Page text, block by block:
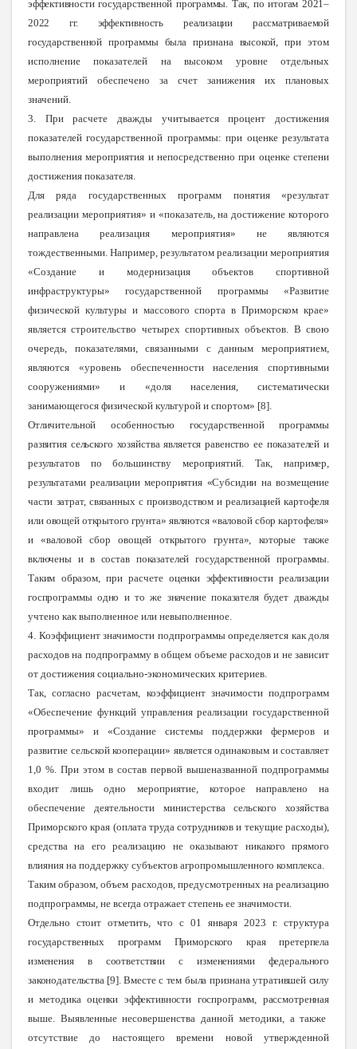
эффективности государственной программы. Так, по итогам 2021–
2022 гг. эффективность реализации рассматриваемой
государственной программы была признана высокой, приэтом
исполнение показателей на высоком уровне отдельных
мероприятий обеспечено за счет занижения их плановых
значений.
3. При расчете дважды учитывается процент достижения
показателей государственной программы: при оценке результата
выполнения мероприятия и непосредственно при оценке степени
достижения показателя.
Для ряда государственных программ понятия «результат
реализации мероприятия» и «показатель, на достижение которого
направлена реализация мероприятия» не являются
тождественными. Например, результатом реализации мероприятия
«Создание и модернизация объектов спортивной
инфраструктуры» государственной программы «Развитие
физической культуры и массового спорта в Приморском крае»
является строительство четырех спортивных объектов. В свою
очередь, показателями, связанными с данным мероприятием,
являются «уровень обеспеченности населения спортивными
сооружениями» и «доля населения, систематически
занимающегося физической культурой и спортом» [8].
Отличительной особенностью государственной программы
развития сельского хозяйства является равенство ее показателей и
результатов по большинству мероприятий. Так, например,
результатами реализации мероприятия «Субсидии на возмещение
части затрат, связанных с производством и реализацией картофеля
или овощей открытого грунта» являются «валовой сбор картофеля»
и «валовой сбор овощей открытого грунта», которые также
включены и в состав показателей государственной программы.
Таким образом, при расчете оценки эффективности реализации
госпрограммы одно и то же значение показателябудет дважды
учтено как выполненное или невыполненное.
4. Коэффициент значимости подпрограммы определяется как доля
расходов на подпрограмму в общем объеме расходов и не зависит
от достижения социально-экономических критериев.
Так, согласно расчетам, коэффициент значимости подпрограмм
«Обеспечение функций управления реализации государственной
программы» и «Создание системы поддержки фермеров и
развитие сельской кооперации» является одинаковым и составляет
1,0 %. При этом в состав первой вышеназванной подпрограммы
входит лишь одно мероприятие, которое направлено на
обеспечение деятельности министерства сельского хозяйства
Приморского края (оплата труда сотрудников и текущие расходы),
средства на его реализацию не оказывают никакого прямого
влияния на поддержку субъектов агропромышленного комплекса.
Таким образом, объем расходов, предусмотренных на реализацию
подпрограммы, не всегда отражает степень ее значимости.
Отдельно стоит отметить, что с 01 января 2023 г.структура
государственных программ Приморского края претерпела
изменения в соответствии с изменениями федерального
законодательства [9]. Вместе с тем была признана утратившей силу
и методика оценки эффективности госпрограмм, рассмотренная
выше. Выявленные несовершенства данной методики, а также
отсутствие до настоящего времени новой утвержденной